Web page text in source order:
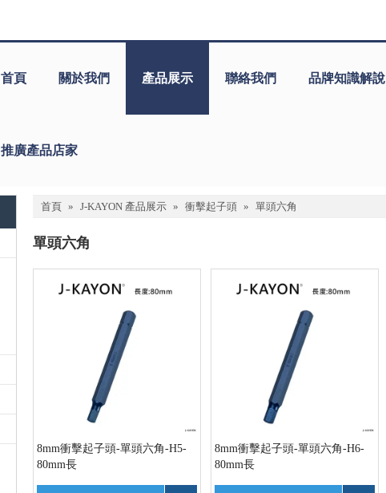
首頁 關於我們 產品展示 聯絡我們 品牌知識解說
推廣產品店家
首頁 » J-KAYON 產品展示 » 衝擊起子頭 » 單頭六角
單頭六角
8mm衝擊起子頭-單頭六角-H5-
80mm長
8mm衝擊起子頭-單頭六角-H6-
80mm長